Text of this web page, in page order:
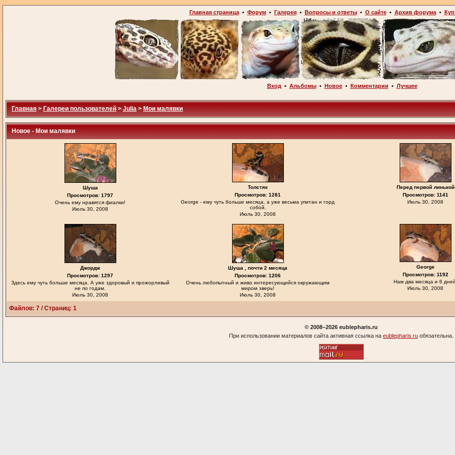
Главная страница• Форум• Галерея• Вопросы и ответы• О сайте• Архив форума•
Вход • Альбомы• Новое• Комментарии • Лучшее
Главная > Галереи пользователей > Julia > Мои малявки
Новое - Мои малявки
Шуша
Просмотров: 1797
Очень ему нравятся фиалки!
Июль 30, 2008
Толстяк
Просмотров: 1281
George - ему чуть больше месяца, а уже весьма упитан и горд
собой.
Июль 30, 2008
Перед первой линькой
Просмотров: 1141
Июль 30, 2008
Джордж
Просмотров: 1297
Здесь ему чуть больше месяца. А уже здоровый и прожорливый
не по годам.
Июль 30, 2008
Шуша , почти 2 месяца
Просмотров: 1206
Очень любопытный и живо интересующийся окружающим
миром зверь!
Июль 30, 2008
George
Просмотров: 1192
Нам два месяца и 6
Июль 30, 2008
Файлов: 7 / Страниц: 1
© 2008–2026 eublepharis.ru
При использовании материалов сайта активная ссылка на eublepharis.ru обязательна.